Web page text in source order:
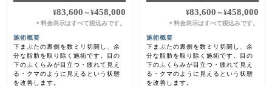
¥83,600 ～¥458,000
＊料金表示はすべて税込みです。
施術概要
下まぶたの裏側を数ミリ切開し、余
分な脂肪を取り除く施術です。目の
下のふくらみが目立つ・疲れて見え
る・クマのように見えるという状態
を改善します。
¥83,600 ～¥458,000
＊ 料金表示はすべて税込みです。
施術概要
下まぶたの裏側を数ミリ切開し、余
分な脂肪を取り除く施術です。目の
下のふくらみが目立つ・疲れて見え
る・クマのように見えるという状態
を改善します。